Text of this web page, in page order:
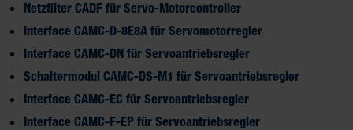
Netzfilter CADF für Servo-Motorcontroller
Interface CAMC-D-8E8A für Servomotorregler
Interface CAMC-DN für Servoantriebsregler
Schaltermodul CAMC-DS-M1 für Servoantriebsregler
Interface CAMC-EC für Servoantriebsregler
Interface CAMC-F-EP für Servoantriebsregler